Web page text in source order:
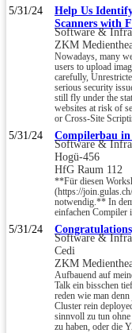
5/31/24
Help Us
Scanners with
Software &
ZKM
Nowadays, many
users to upload
carefully,
serious security
still fly under the
websites at risk of
or Cross-Site
5/31/24 Compilerbau
Software &
Hogü-456
HfG Raum 112
**Für diesen
(https://
notwendig.** In
einfachen Compiler
5/31/24
Software &
Cedi
ZKM
Aufbauend auf
Talk ein bisschen
reden wie man
Cluster rein
sinnvoll zu tun
zu haben, oder die